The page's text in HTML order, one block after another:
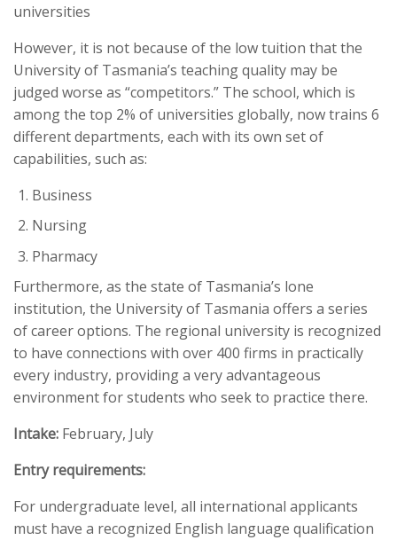
universities
However, it is not because of the low tuition that the
University of Tasmania’s teaching quality may be
judged worse as “competitors.” The school, which is
among the top 2% of universities globally, now trains 6
different departments, each with its own set of
capabilities, such as:
Business
Nursing
Pharmacy
Furthermore, as the state of Tasmania’s lone
institution, the University of Tasmania offers a series
of career options. The regional university is recognized
to have connections with over 400 firms in practically
every industry, providing a very advantageous
environment for students who seek to practice there.
Intake: February, July
Entry requirements:
For undergraduate level, all international applicants
must have a recognized English language qualification